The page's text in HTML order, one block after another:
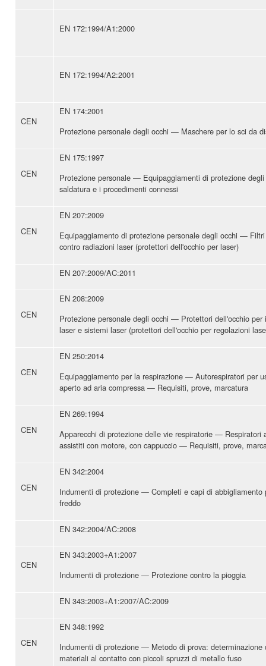
EN 172:1994/A1:2000
EN 172:1994/A2:2001
CEN
EN 174:2001
Protezione personale degli occhi — Maschere per lo sci da
CEN
EN 175:1997
Protezione personale — Equipaggiamenti di protezione
saldatura e i procedimenti connessi
CEN
EN 207:2009
Equipaggiamento di protezione personale degli occhi —
contro radiazioni laser (protettori dell'occhio per laser)
EN 207:2009/AC:2011
CEN
EN 208:2009
Protezione personale degli occhi — Protettori dell'occhio per
laser e sistemi laser (protettori dell'occhio per regolazioni
CEN
EN 250:2014
Equipaggiamento per la respirazione — Autorespiratori per
aperto ad aria compressa — Requisiti, prove, marcatura
CEN
EN 269:1994
Apparecchi di protezione delle vie respiratorie — Respiratori
assistiti con motore, con cappuccio — Requisiti, prove,
CEN
EN 342:2004
Indumenti di protezione — Completi e capi di abbigliamento
freddo
EN 342:2004/AC:2008
CEN
EN 343:2003+A1:2007
Indumenti di protezione — Protezione contro la pioggia
EN 343:2003+A1:2007/AC:2009
CEN
EN 348:1992
Indumenti di protezione — Metodo di prova: determinazione
materiali al contatto con piccoli spruzzi di metallo fuso